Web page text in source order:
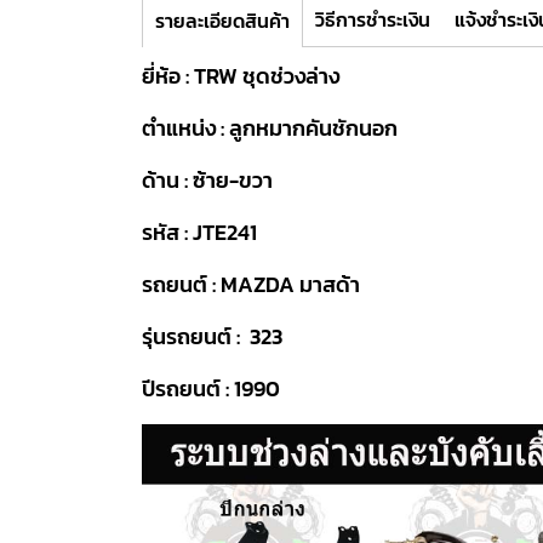
รายละเอียดสินค้า วิธีการชำระเงิน แจ้งชำระเ
ยี่ห้อ : TRW ชุดช่วงล่าง
ตำแหน่ง : ลูกหมากคันชักนอก
ด้าน : ซ้าย-ขวา
รหัส : JTE241
รถยนต์ : MAZDA มาสด้า
รุ่นรถยนต์ : 323
ปีรถยนต์ : 1990